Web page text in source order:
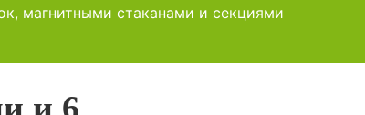
магнитными стаканами и секциями